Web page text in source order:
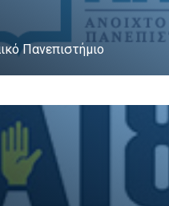
Πανεπιστήμιο